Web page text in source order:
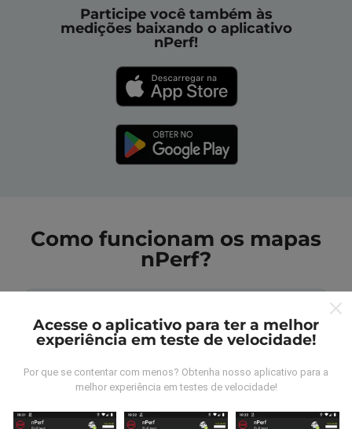
Participe você também às
medições baixando o aplicativo
nPerf!
Como funcionam os mapas
nPerf?
De onde vem os dados nperf?
utilizadores do aplicativo nPerf. São medidas
Acesse o aplicativo para ter a melhor
experiência em teste de velocidade!
Por que se contentar com menos? Obtenha nosso aplicativo para a
melhor experiência em testes de velocidade!